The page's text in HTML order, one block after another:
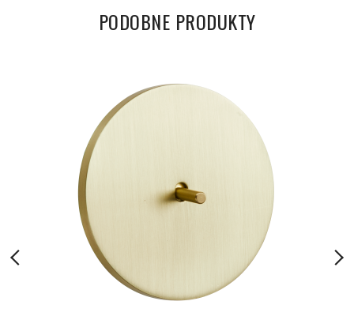
PODOBNE PRODUKTY